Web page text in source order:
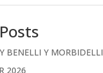
BENELLI Y MORBIDELLI
2026